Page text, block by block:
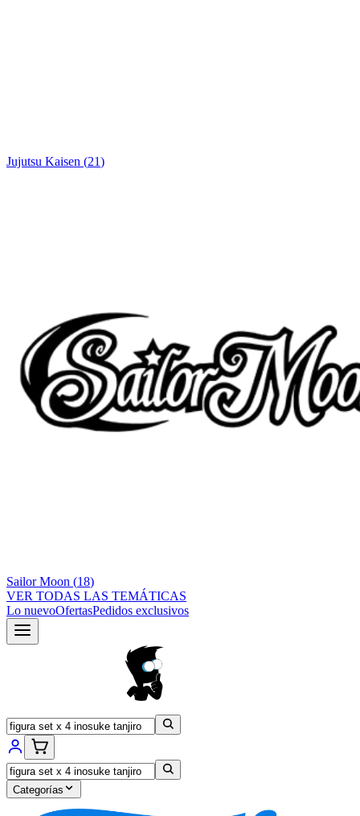
Jujutsu Kaisen (21)
Sailor Moon (18)
VER TODAS LAS TEMÁTICAS
Lo nuevoOfertasPedidos exclusivos
Categorías